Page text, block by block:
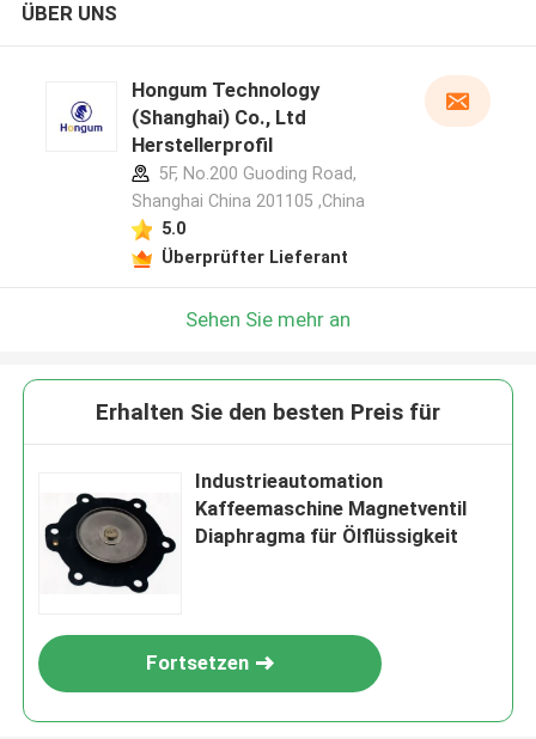
ÜBER UNS
Hongum Technology
(Shanghai) Co., Ltd
Herstellerprofil
5F, No.200 Guoding Road,
Shanghai China 201105 ,China
5.0
Überprüfter Lieferant
Sehen Sie mehr an
Erhalten Sie den besten Preis für
Industrieautomation
Kaffeemaschine Magnetventil
Diaphragma für Ölflüssigkeit
Fortsetzen